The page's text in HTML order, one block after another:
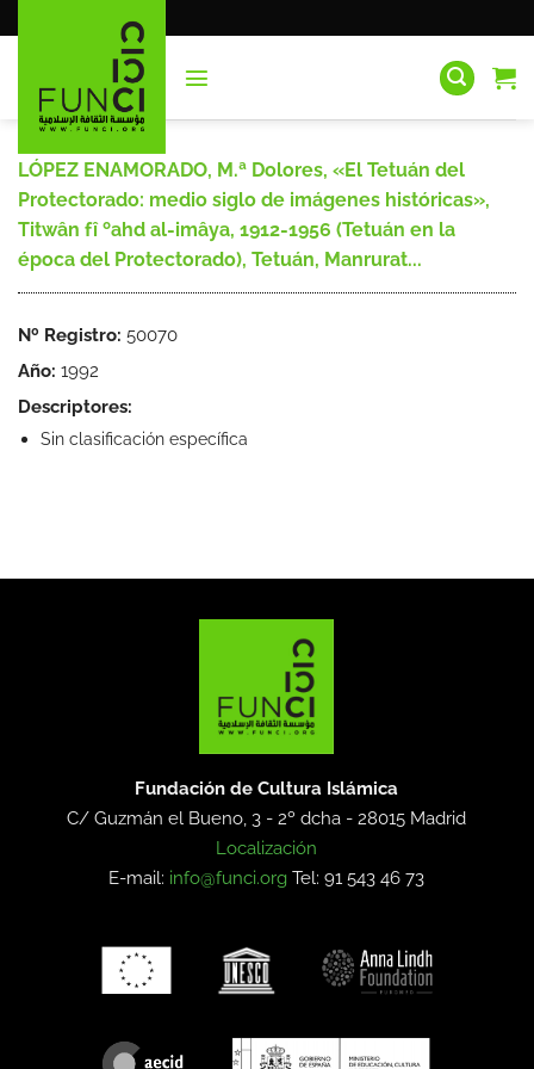
al
LÓPEZ ENAMORADO, M.ª Dolores, «El Tetuán del
Protectorado: medio siglo de imágenes históricas»,
Titwân fî ºahd al-imâya, 1912-1956 (Tetuán en la
época del Protectorado), Tetuán, Manrurat...
Nº Registro: 50070
Año: 1992
Descriptores:
Sin clasificación específica
Fundación de Cultura Islámica
C/ Guzmán el Bueno, 3 - 2º dcha -28015 Madrid
Localización
E-mail: info@funci.org Tel: 91 543 46 73